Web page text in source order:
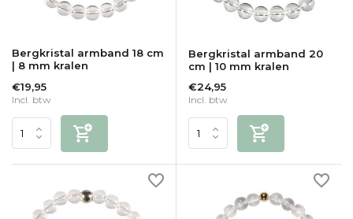
Bergkristal armband 18 cm
| 8 mm kralen
€19,95
Incl. btw
Bergkristal armband 20
cm | 10 mm kralen
€24,95
Incl. btw